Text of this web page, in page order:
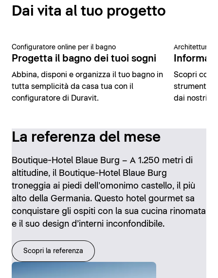
Dai vita al tuo progetto
Configuratore online per il bagno
Progetta il bagno dei tuoi sogni
Abbina, disponi e organizza il tuo bagno in
tutta semplicità da casa tua con il
configuratore di Duravit.
Architettura
Scopri
strumenti
dai nostri
La referenza del mese
Boutique-Hotel Blaue Burg – A 1.250 metri di
altitudine, il Boutique-Hotel Blaue Burg
troneggia ai piedi dell’omonimo castello, il più
alto della Germania. Questo hotel gourmet sa
conquistare gli ospiti con la sua cucina rinomata
e il suo design d’interni inconfondibile.
Scopri la referenza